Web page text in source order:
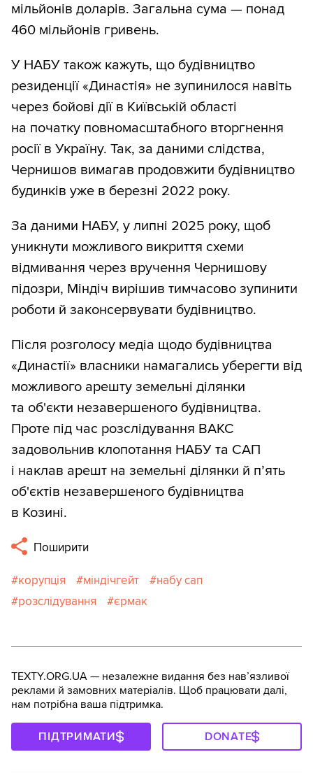
мільйонів доларів. Загальна сума — понад
460 мільйонів гривень.
У НАБУ також кажуть, що будівництво
резиденції «Династія» не зупинилося навіть
через бойові дії в Київській області
на початку повномасштабного вторгнення
росії в Україну. Так, за даними слідства,
Чернишов вимагав продовжити будівництво
будинків уже в березні 2022 року.
За даними НАБУ, у липні 2025 року, щоб
уникнути можливого викриття схеми
відмивання через вручення Чернишову
підозри, Міндіч вирішив тимчасово зупинити
роботи й законсервувати будівництво.
Після розголосу медіа щодо будівництва
«Династії» власники намагались уберегти від
можливого арешту земельні ділянки
та об'єкти незавершеного будівництва.
Проте під час розслідування ВАКС
задовольнив клопотання НАБУ та САП
і наклав арешт на земельні ділянки й п’ять
об'єктів незавершеного будівництва
в Козині.
Поширити
корупція міндічгейт
набу сап
розслідування
єрмак
TEXTY.ORG.UA — незалежне видання без навʼязливої
реклами й замовних матеріалів. Щоб працювати далі,
нам потрібна ваша підтримка.
ПІДТРИМАТИ DONATE